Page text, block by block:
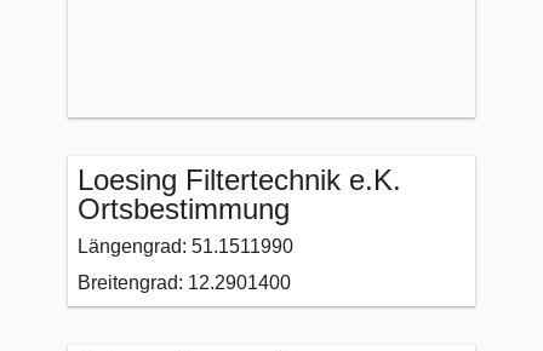
Loesing Filtertechnik e.K.
Ortsbestimmung
Längengrad: 51.1511990
Breitengrad: 12.2901400